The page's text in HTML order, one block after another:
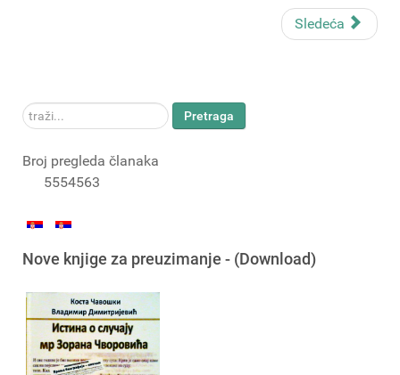
Sledeća
traži... Pretraga
Broj pregleda članaka
5554563
Nove knjige za preuzimanje - (Download)